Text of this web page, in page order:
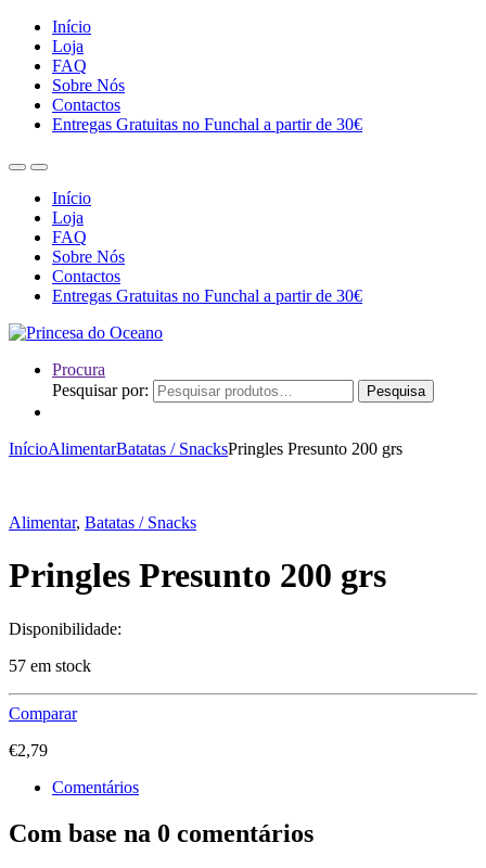
Início
Loja
FAQ
Sobre Nós
Contactos
Entregas Gratuitas no Funchal a partir de 30€
Início
Loja
FAQ
Sobre Nós
Contactos
Entregas Gratuitas no Funchal a partir de 30€
Procura
Pesquisar por:
Pesquisa
InícioAlimentarBatatas / SnacksPringles Presunto 200 grs
Alimentar, Batatas / Snacks
Pringles Presunto 200 grs
Disponibilidade:
57 em stock
Comparar
€2,79
Comentários
Com base na 0 comentários